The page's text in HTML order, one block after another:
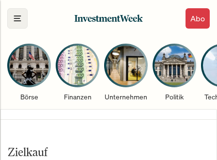
Abo
Börse Finanzen Unternehmen Politik
Zielkauf